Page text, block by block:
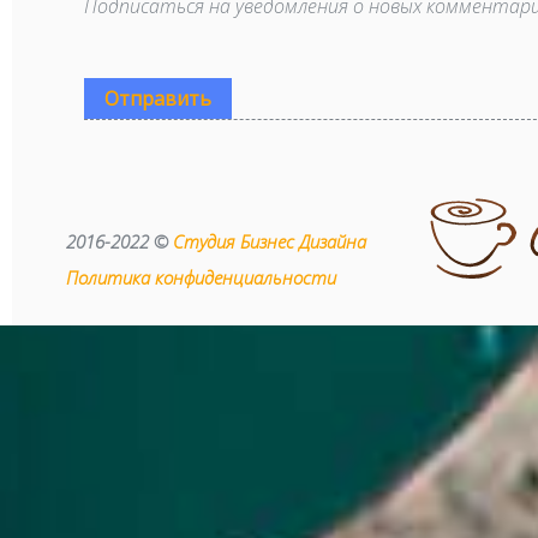
Подписаться на уведомления о новых
Отправить
2016-2022 © Студия Бизнес Дизайна
Политика конфиденциальности